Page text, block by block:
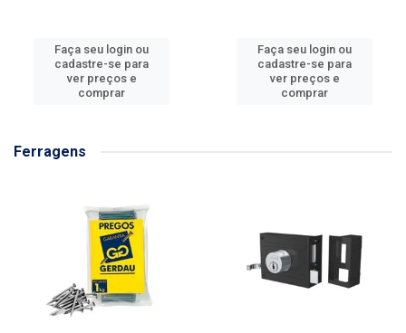
Faça seu login ou
cadastre-se para
ver preços e
comprar
Faça seu login ou
cadastre-se para
ver preços e
comprar
Ferragens